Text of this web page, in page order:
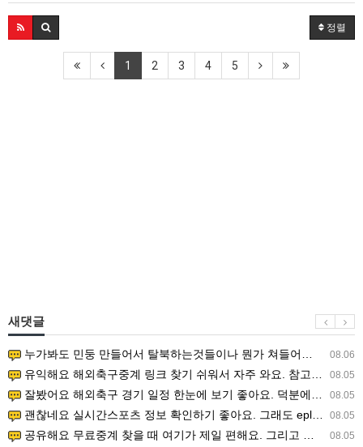
정렬
1 2 3 4 5
새댓글
08.06
누가봐도 민둥 만들어서 탈북하는것들이나 뭔가 쳐들어오는 낌새를 미리 알아차리기 위함이지 저걸 전쟁준비라고 하…
08.05
유익해요 해외축구중계 링크 찾기 쉬워서 자주 와요. 참고로 무료스포츠중계 정보 확인할 때 출처 꼭 체크해요.…
08.05
잘봤어요 해외축구 경기 일정 한눈에 보기 좋아요. 덕분에 epl중계 볼 때 공식 중계 채널 먼저 찾아봐요. …
08.05
괜찮네요 실시간스포츠 정보 확인하기 좋아요. 그래도 epl중계 볼 때 공식 중계 채널 먼저 찾아봐요. 북마크…
08.05
공유해요 무료중계 찾을 때 여기가 제일 편해요. 그리고 무료스포츠중계 정보 확인할 때 출처 꼭 체크해요. 앞…